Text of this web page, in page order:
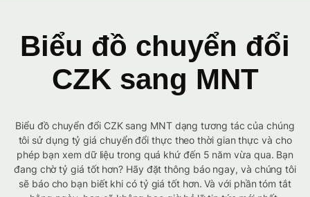
Biểu đồ chuyển đổi
CZK sang MNT
Biểu đồ chuyển đổi CZK sang MNT dạng tương tác của chúng
tôi sử dụng tỷ giá chuyển đổi thực theo thời gian thực và cho
phép bạn xem dữ liệu trong quá khứ đến 5 năm vừa qua. Bạn
đang chờ tỷ giá tốt hơn? Hãy đặt thông báo ngay, và chúng tôi
sẽ báo cho bạn biết khi có tỷ giá tốt hơn. Và với phần tóm tắt